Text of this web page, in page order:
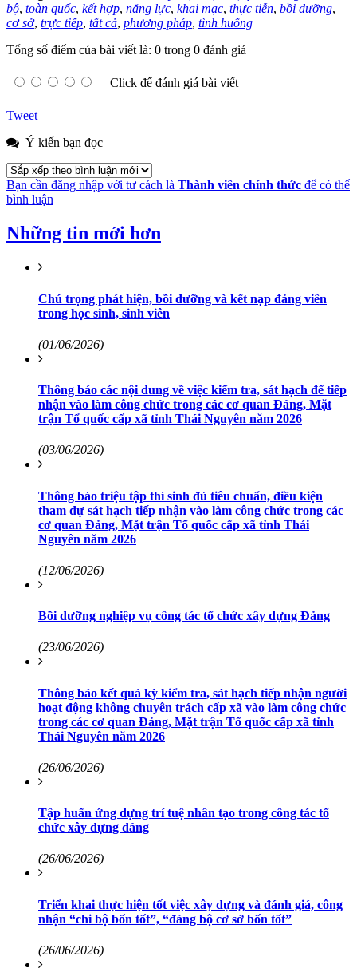
bộ, toàn quốc, kết hợp, năng lực, khai mạc, thực tiễn, bồi dưỡng,
cơ sở, trực tiếp, tất cả, phương pháp, tình huống
Tổng số điểm của bài viết là: 0 trong 0 đánh giá
Click để đánh giá bài viết
Tweet
Ý kiến bạn đọc
Bạn cần đăng nhập với tư cách là Thành viên chính thức để có thể
bình luận
Những tin mới hơn
Chú trọng phát hiện, bồi dưỡng và kết nạp đảng viên
trong học sinh, sinh viên
(01/06/2026)
Thông báo các nội dung về việc kiểm tra, sát hạch để tiếp
nhận vào làm công chức trong các cơ quan Đảng, Mặt
trận Tổ quốc cấp xã tỉnh Thái Nguyên năm 2026
(03/06/2026)
Thông báo triệu tập thí sinh đủ tiêu chuẩn, điều kiện
tham dự sát hạch tiếp nhận vào làm công chức trong các
cơ quan Đảng, Mặt trận Tổ quốc cấp xã tỉnh Thái
Nguyên năm 2026
(12/06/2026)
Bồi dưỡng nghiệp vụ công tác tổ chức xây dựng Đảng
(23/06/2026)
Thông báo kết quả kỳ kiểm tra, sát hạch tiếp nhận người
hoạt động không chuyên trách cấp xã vào làm công chức
trong các cơ quan Đảng, Mặt trận Tổ quốc cấp xã tỉnh
Thái Nguyên năm 2026
(26/06/2026)
Tập huấn ứng dựng trí tuệ nhân tạo trong công tác tổ
chức xây dựng đảng
(26/06/2026)
Triển khai thực hiện tốt việc xây dựng và đánh giá, công
nhận “chi bộ bốn tốt”, “đảng bộ cơ sở bốn tốt”
(26/06/2026)